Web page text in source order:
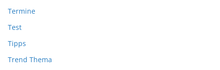
Termine
Test
Tipps
Trend Thema